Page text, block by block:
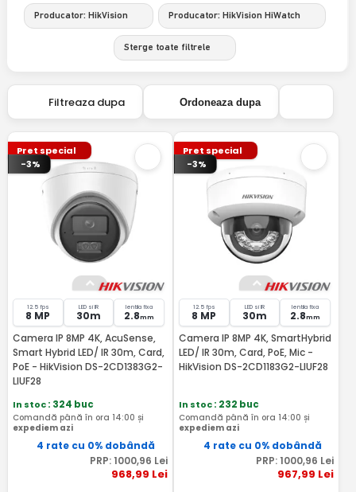
Producator: HikVision Producator: HikVision HiWatch
Sterge toate filtrele
Filtreaza dupa Ordoneaza dupa
Pret special
-3%
12.5 fps
8 MP
LED si IR
30m
lentila fixa
2.8mm
Camera IP 8MP 4K, AcuSense,
Smart Hybrid LED/ IR 30m, Card,
PoE - HikVision DS-2CD1383G2-
LIUF28
In stoc: 324 buc
Comandă până în ora 14:00 și
expediem azi
4 rate cu 0% dobândă
PRP: 1000,96 Lei
968,99 Lei
Pret special
-3%
12.5 fps
8 MP
LED si IR
30m
lentila fixa
2.8mm
Camera IP 8MP 4K, SmartHybrid
LED/ IR 30m, Card, PoE, Mic -
HikVision DS-2CD1183G2-LIUF28
In stoc: 232 buc
Comandă până în ora 14:00 și
expediem azi
4 rate cu 0% dobândă
PRP: 1000,96 Lei
967,99 Lei